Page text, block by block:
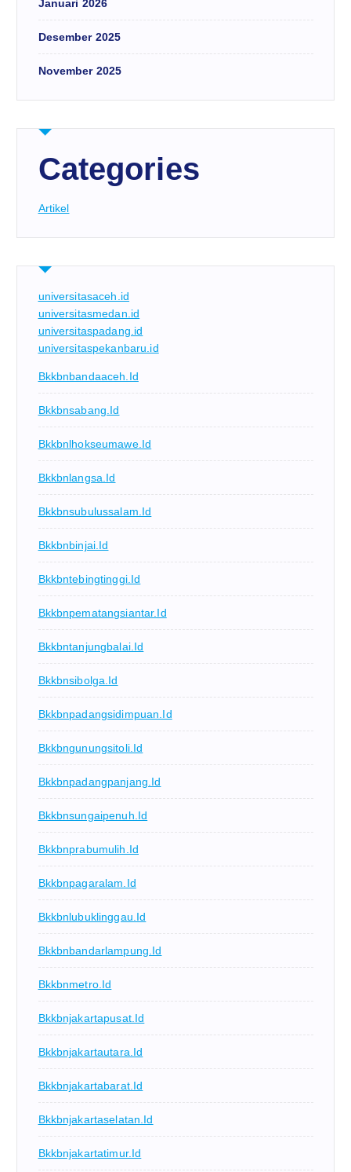
Januari 2026
Desember 2025
November 2025
Categories
Artikel
universitasaceh.id
universitasmedan.id
universitaspadang.id
universitaspekanbaru.id
Bkkbnbandaaceh.id
Bkkbnsabang.id
Bkkbnlhokseumawe.id
Bkkbnlangsa.id
Bkkbnsubulussalam.id
Bkkbnbinjai.id
Bkkbntebingtinggi.id
Bkkbnpematangsiantar.id
Bkkbntanjungbalai.id
Bkkbnsibolga.id
Bkkbnpadangsidimpuan.id
Bkkbngunungsitoli.id
Bkkbnpadangpanjang.id
Bkkbnsungaipenuh.id
Bkkbnprabumulih.id
Bkkbnpagaralam.id
Bkkbnlubuklinggau.id
Bkkbnbandarlampung.id
Bkkbnmetro.id
Bkkbnjakartapusat.id
Bkkbnjakartautara.id
Bkkbnjakartabarat.id
Bkkbnjakartaselatan.id
Bkkbnjakartatimur.id